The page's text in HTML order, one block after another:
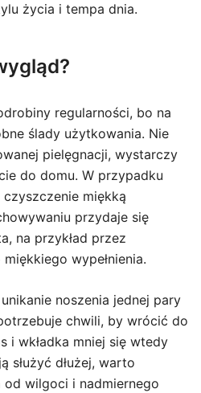
życia i tempa dnia.
regularności, bo na
ślady użytkowania. Nie
pielęgnacji, wystarczy
do domu. W przypadku
miękką
przydaje się
na przykład przez
wypełnienia.
noszenia jednej pary
chwili, by wrócić do
i wkładka mniej się wtedy
służyć dłużej, warto
wilgoci i nadmiernego